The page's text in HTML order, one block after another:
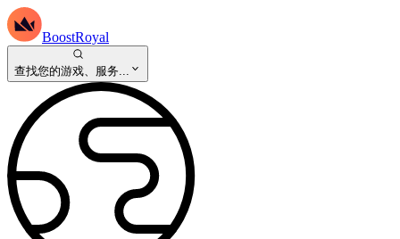
BoostRoyal
查找您的游戏、服务...